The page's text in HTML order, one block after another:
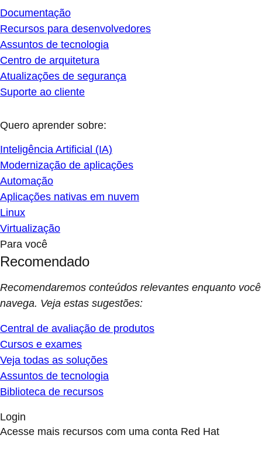
Documentação
Recursos para desenvolvedores
Assuntos de tecnologia
Centro de arquitetura
Atualizações de segurança
Suporte ao cliente
Quero aprender sobre:
Inteligência Artificial (IA)
Modernização de aplicações
Automação
Aplicações nativas em nuvem
Linux
Virtualização
Para você
Recomendado
Recomendaremos conteúdos relevantes enquanto você
navega. Veja estas sugestões:
Central de avaliação de produtos
Cursos e exames
Veja todas as soluções
Assuntos de tecnologia
Biblioteca de recursos
Login
Acesse mais recursos com uma conta Red Hat